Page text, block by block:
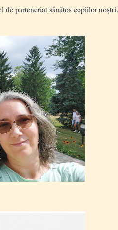
parteneriat sănătos copiilor noștri.